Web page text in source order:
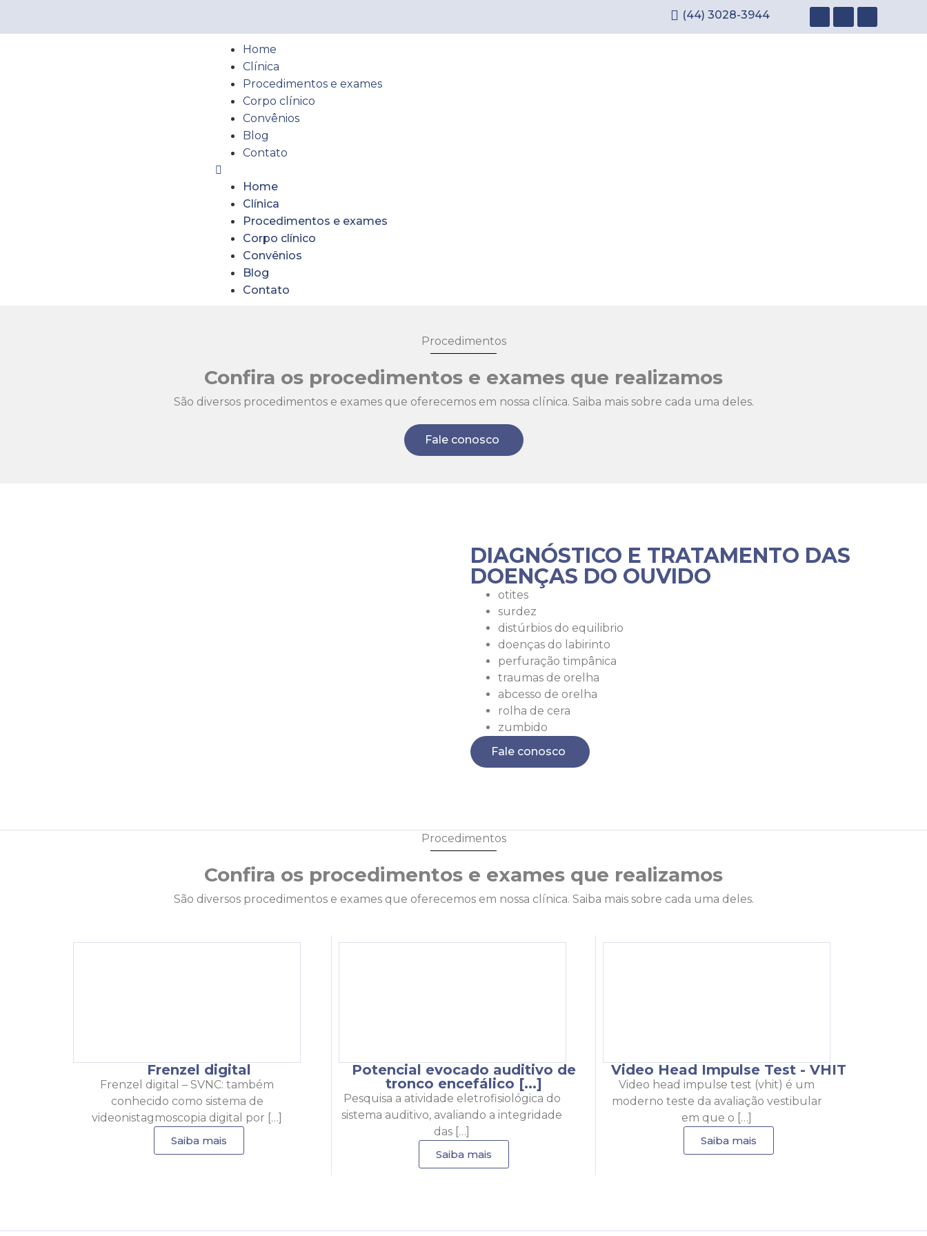
(44) 3028-3944
Home
Clínica
Procedimentos e exames
Corpo clínico
Convênios
Blog
Contato
Home
Clínica
Procedimentos e exames
Corpo clínico
Convênios
Blog
Contato
Procedimentos
Confira os procedimentos e exames que realizamos
São diversos procedimentos e exames que oferecemos em nossa clínica. Saiba mais sobre cada uma deles.
Fale conosco
DIAGNÓSTICO E TRATAMENTO DAS
DOENÇAS DO OUVIDO
otites
surdez
distúrbios do equilibrio
doenças do labirinto
perfuração timpânica
traumas de orelha
abcesso de orelha
rolha de cera
zumbido
Fale conosco
Procedimentos
Confira os procedimentos e exames que realizamos
São diversos procedimentos e exames que oferecemos em nossa clínica. Saiba mais sobre cada uma deles.
Frenzel digital
Frenzel digital – SVNC: também
conhecido como sistema de
videonistagmoscopia digital por […]
Saiba mais
Potencial evocado auditivo de
tronco encefálico [...]
Pesquisa a atividade eletrofisiológica do
sistema auditivo, avaliando a integridade
das […]
Saiba mais
Video Head Impulse Test - VHIT
Video head impulse test (vhit) é um
moderno teste da avaliação vestibular
em que o […]
Saiba mais